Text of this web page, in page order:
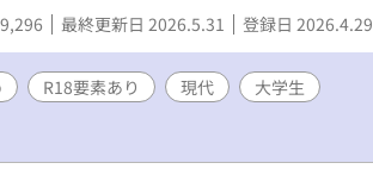
最終更新日 2026.5.31 登録日 2026.4.29
R18要素あり 現代
大学生